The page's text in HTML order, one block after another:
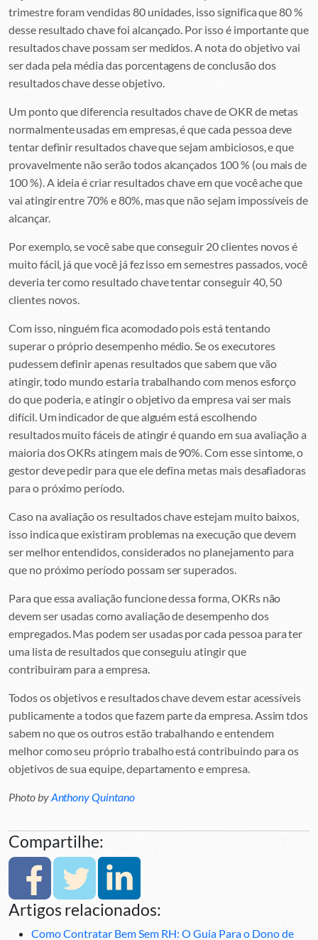
trimestre foram vendidas 80 unidades, isso significa que 80 %
desse resultado chave foi alcançado. Por isso é importante que
resultados chave possam ser medidos. A nota do objetivo vai
ser dada pela média das porcentagens de conclusão dos
resultados chave desse objetivo.
Um ponto que diferencia resultados chave de OKR de metas
normalmente usadas em empresas, é que cada pessoa deve
tentar definir resultados chave que sejam ambiciosos, e que
provavelmente não serão todos alcançados 100 % (ou mais de
100 %). A ideia é criar resultados chave em que você ache que
vai atingir entre 70% e 80%, mas que não sejam impossíveis de
alcançar.
Por exemplo, se você sabe que conseguir 20 clientes novos é
muito fácil, já que você já fez isso em semestres passados, você
deveria ter como resultado chave tentar conseguir 40, 50
clientes novos.
Com isso, ninguém fica acomodado pois está tentando
superar o próprio desempenho médio. Se os executores
pudessem definir apenas resultados que sabem que vão
atingir, todo mundo estaria trabalhando com menos esforço
do que poderia, e atingir o objetivo da empresa vai ser mais
difícil. Um indicador de que alguém está escolhendo
resultados muito fáceis de atingir é quando em sua avaliação a
maioria dos OKRs atingem mais de 90%. Com esse sintome, o
gestor deve pedir para que ele defina metas mais desafiadoras
para o próximo período.
Caso na avaliação os resultados chave estejam muito baixos,
isso indica que existiram problemas na execução que devem
ser melhor entendidos, considerados no planejamento para
que no próximo período possam ser superados.
Para que essa avaliação funcione dessa forma, OKRs não
devem ser usadas como avaliação de desempenho dos
empregados. Mas podem ser usadas por cada pessoa para ter
uma lista de resultados que conseguiu atingir que
contribuiram para a empresa.
Todos os objetivos e resultados chave devem estar acessíveis
publicamente a todos que fazem parte da empresa. Assim tdos
sabem no que os outros estão trabalhando e entendem
melhor como seu próprio trabalho está contribuindo para os
objetivos de sua equipe, departamento e empresa.
Photo byAnthony Quintano
Compartilhe:
Artigos relacionados:
Como Contratar Bem Sem RH: O Guia Para o Dono de